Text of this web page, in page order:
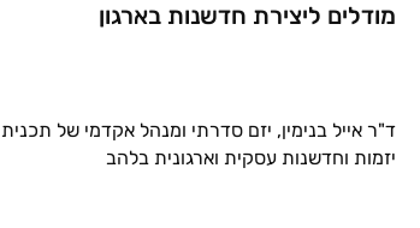
מודלים ליצירת חדשנות בארגון
ד"ר אייל בנימין, יזם סדרתי ומנהל אקדמי של תכנית
יזמות וחדשנות עסקית וארגונית בלהב